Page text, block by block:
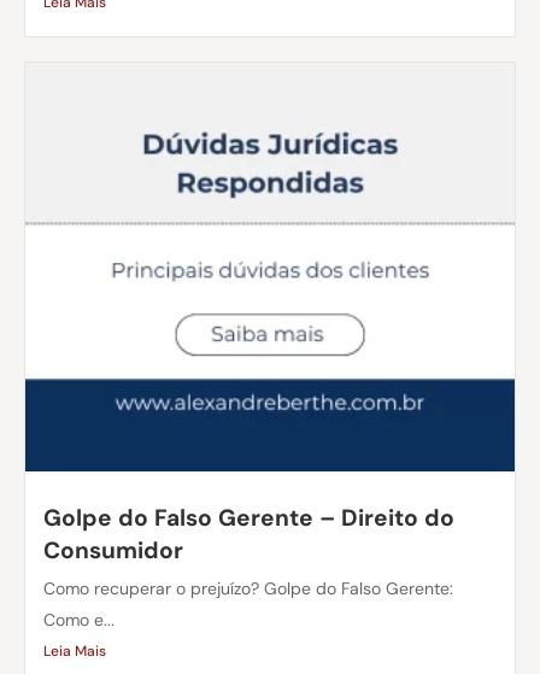
Golpe do Falso Gerente – Direito do
Consumidor
Como recuperar o prejuízo? Golpe do Falso Gerente:
Como e...
Leia Mais